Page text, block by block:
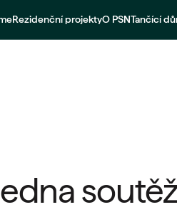
Rezidenční projektyO PSNTančící